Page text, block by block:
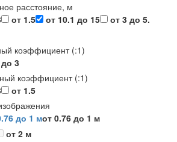
расстояние, м
от 1.5 от 10.1 до 15
от 3 до 5.
коэффициент (:1)
3
коэффициент (:1)
от 1.5
до 1 мот 0.76 до 1 м
от 2 м